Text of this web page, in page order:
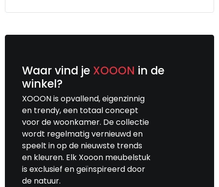
Waar vind je XOOON in de
winkel?
XOOON is opvallend, eigenzinnig
en trendy, een totaal concept
voor de woonkamer. De collectie
wordt regelmatig vernieuwd en
speelt in op de nieuwste trends
en kleuren. Elk Xooon meubelstuk
is exclusief en geïnspireerd door
de natuur.